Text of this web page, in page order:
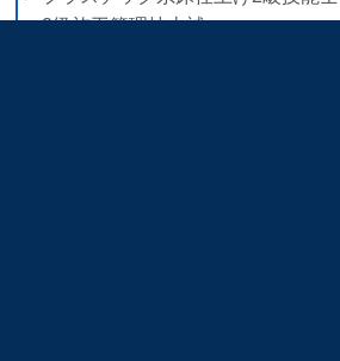
2級施工管理技士補